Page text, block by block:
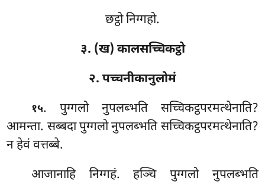
छट्ठो निग्गहो.
३. (ख) कालसच्चिकट्ठो
२. पच्चनीकानुलोमं
१५. पुग्गलो नुपलब्भति सच्चिकट्ठपरमत्थेनाति?
आमन्ता. सब्बदा पुग्गलो नुपलब्भति सच्चिकट्ठपरमत्थेनाति?
न हेवं वत्तब्बे.
आजानाहि निग्गहं. हञ्चि पुग्गलो नुपलब्भति